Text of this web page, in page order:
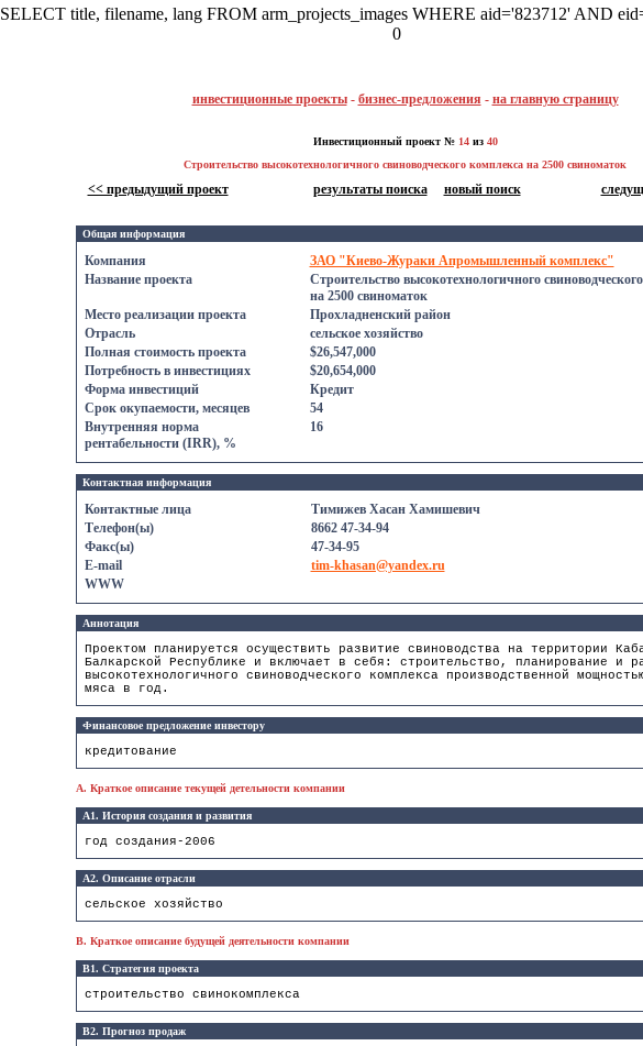
SELECT title, filename, lang FROM arm_projects_images WHERE aid='823712' AND
0
инвестиционные проекты- бизнес-предложения - на главную страницу
Инвестиционный проект № 14из 40
Строительство высокотехнологичного свиноводческого комплекса на 2500 свиноматок
<< предыдущий проект результаты поиска новый поиск
Общая информация
Компания
ЗАО "Киево-Жураки Апромышленный комплекс"
Название проекта
Строительство высокотехнологичного
на 2500 свиноматок
Место реализации проекта
Прохладненский район
Отрасль
сельское хозяйство
Полная стоимость проекта
$26,547,000
Потребность в инвестициях
$20,654,000
Форма инвестиций
Кредит
Срок oкупаемости, месяцев
54
Внутренняя норма
рентабельности (IRR), %
16
Контактнaя информация
Контактные лица
Тимижев Хасан Хамишевич
Телефон(ы)
8662 47-34-94
Факс(ы)
47-34-95
E-mail
tim-khasan@yandex.ru
WWW
Аннотация
Проектом планируется осуществить развитие свиноводства на территории
Балкарской Республике и включает в себя: строительство, планирование и
высокотехнологичного свиноводческого комплекса производственной
мяса в год.
Финансовое предложение инвестору
кредитование
A. Краткое описание текущей детельности компании
A1. История создания и развития
год создания-2006
А2. Описание отрасли
сельское хозяйство
B. Краткое описание будущей деятельности компании
B1. Стратегия проекта
строительство свинокомплекса
B2. Прогноз продаж